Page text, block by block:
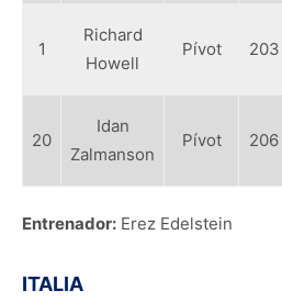
1
Richard
Howell
Pívot 203
20
Idan
Zalmanson
Pívot 206
Entrenador: Erez Edelstein
ITALIA